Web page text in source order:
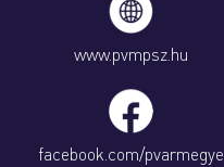
www.pvmpsz.hu
facebook.com/pvarmegye